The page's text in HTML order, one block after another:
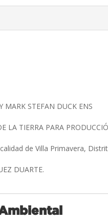
MARK STEFAN DUCK ENS
LA TIERRA PARA
de Villa Primavera,
DUARTE.